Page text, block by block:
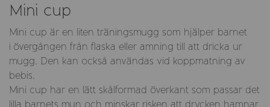
Mini cup
Mini cup är en liten träningsmugg som hjälper barnet
i övergången från flaska eller amning till att dricka ur
mugg. Den kan också användas vid koppmatning av
bebis.
Mini cup har en lätt skålformad överkant som passar det
lilla barnets mun och minskar risken att drycken hamnar